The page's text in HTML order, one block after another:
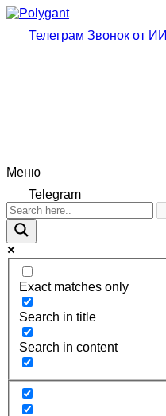
Телеграм Звонок от ИИ
Меню
Telegram
Exact matches only
Search in title
Search in content